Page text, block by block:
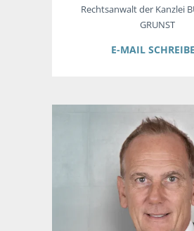
Rechtsanwalt der Kanzlei
GRUNST
E-MAIL